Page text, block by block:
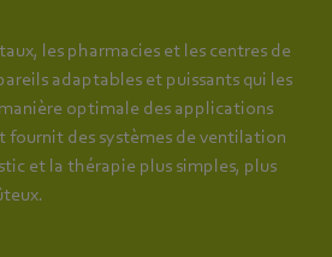
les pharmacies et les centres de
adaptables et puissants qui les
optimale des applications
fournit des systèmes de ventilation
et la thérapie plus simples, plus